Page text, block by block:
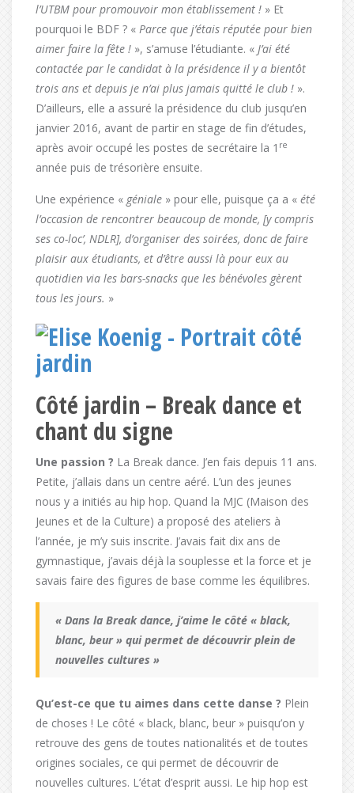
l’UTBM pour promouvoir mon établissement ! » Et
pourquoi le BDF ? « Parce que j’étais réputée pour bien
aimer faire la fête ! », s’amuse l’étudiante. « J’ai été
contactée par le candidat à la présidence il y a bientôt
trois ans et depuis je n’ai plus jamais quitté le club ! ».
D’ailleurs, elle a assuré la présidence du club jusqu’en
janvier 2016, avant de partir en stage de fin d’études,
après avoir occupé les postes de secrétaire la 1 re
année puis de trésorière ensuite.
Une expérience « géniale » pour elle, puisque ça a « été
l’occasion de rencontrer beaucoup de monde, [y compris
ses co-loc’, NDLR], d’organiser des soirées, donc de faire
plaisir aux étudiants, et d’être aussi là pour eux au
quotidien via les bars-snacks que les bénévoles gèrent
tous les jours. »
Côté jardin – Break dance et
chant du signe
Une passion ? La Break dance. J’en fais depuis 11 ans.
Petite, j’allais dans un centre aéré. L’un des jeunes
nous y a initiés au hip hop. Quand la MJC (Maison des
Jeunes et de la Culture) a proposé des ateliers à
l’année, je m’y suis inscrite. J’avais fait dix ans de
gymnastique, j’avais déjà la souplesse et la force et je
savais faire des figures de base comme les équilibres.
« Dans la Break dance, j’aime le côté « black,
blanc, beur » qui permet de découvrir plein de
nouvelles cultures »
Qu’est-ce que tu aimes dans cette danse ? Plein
de choses ! Le côté « black, blanc, beur » puisqu’on y
retrouve des gens de toutes nationalités et de toutes
origines sociales, ce qui permet de découvrir de
nouvelles cultures. L’état d’esprit aussi. Le hip hop est